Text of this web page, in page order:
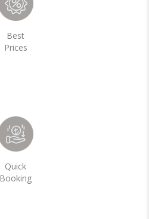
Best
Prices
Quick
Booking